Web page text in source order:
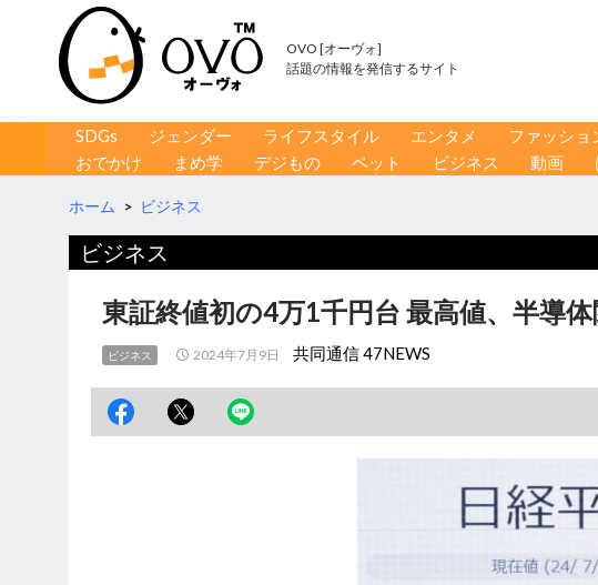
OVO [オーヴォ]
話題の情報を発信するサイト
コンテンツへ移動
SDGs ジェンダー ライフスタイル エンタメ ファッショ
おでかけ
まめ学 デジもの ペット ビジネス 動画
ホーム > ビジネス
ビジネス
東証終値初の4万1千円台 最高値、半導
ビジネス 2024年7月9日 共同通信 47NEWS